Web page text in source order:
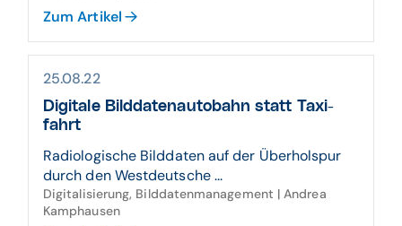
Zum Artikel
25.08.22
Digitale Bild­daten­auto­bahn statt Taxi­
fahrt
Radiologische Bilddaten auf der Überholspur
durch den Westdeutsche ...
Digitalisierung, Bilddatenmanagement | Andrea
Kamphausen